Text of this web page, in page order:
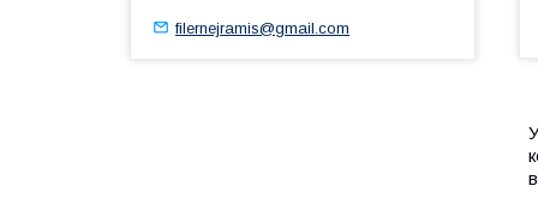
filernejramis@gmail.com